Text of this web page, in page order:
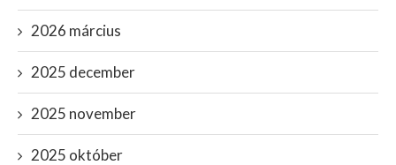
2026 március
2025 december
2025 november
2025 október